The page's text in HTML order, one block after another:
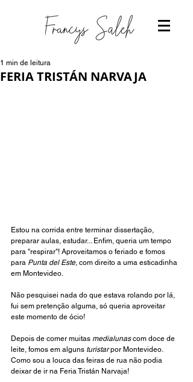
FERIA TRISTÁN NARVAJA
1 min de leitura
Estou na corrida entre terminar dissertação,
preparar aulas, estudar... Enfim, queria um tempo
para "respirar"! Aproveitamos o feriado e fomos
para Punta del Este, com direito a uma esticadinha
em Montevideo.
Não pesquisei nada do que estava rolando por lá,
fui sem pretenção alguma, só queria aproveitar
este momento de ócio!
Depois de comer muitas medialunas com doce de
leite, fomos em alguns turistar por Montevideo.
Como sou a louca das feiras de rua não podia
deixar de ir na Feria Tristán Narvaja!